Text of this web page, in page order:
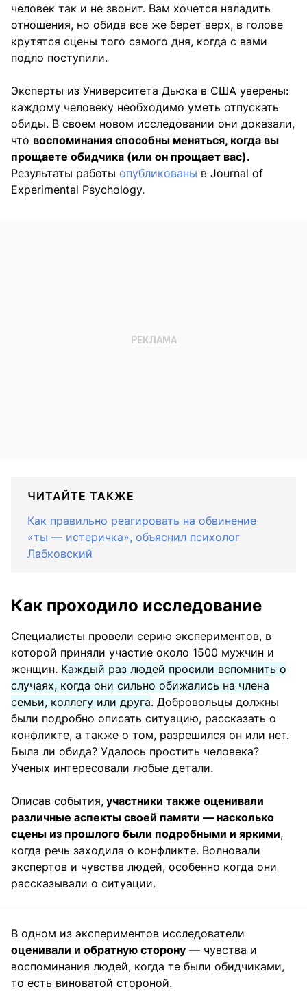
человек так и не звонит. Вам хочется наладить
отношения, но обида все же берет верх, в голове
крутятся сцены того самого дня, когда с вами
подло поступили.
Эксперты из Университета Дьюка в США уверены:
каждому человеку необходимо уметь отпускать
обиды. В своем новом исследовании они доказали,
что воспоминания способны меняться, когда вы
прощаете обидчика (или он прощает вас).
Результаты работы опубликованы в Journal of
Experimental Psychology.
ЧИТАЙТЕ ТАКЖЕ
Как правильно реагировать на обвинение
«ты — истеричка», объяснил психолог
Лабковский
Как проходило исследование
Специалисты провели серию экспериментов, в
которой приняли участие около 1500 мужчин и
женщин. Каждый раз людей просили вспомнить о
случаях, когда они сильно обижались на члена
семьи, коллегу или друга. Добровольцы должны
были подробно описать ситуацию, рассказать о
конфликте, а также о том, разрешился он или нет.
Была ли обида? Удалось простить человека?
Ученых интересовали любые детали.
Описав события, участники также оценивали
различные аспекты своей памяти — насколько
сцены из прошлого были подробными и яркими,
когда речь заходила о конфликте. Волновали
экспертов и чувства людей, особенно когда они
рассказывали о ситуации.
В одном из экспериментов исследователи
оценивали и обратную сторону — чувства и
воспоминания людей, когда те были обидчиками,
то есть виноватой стороной.